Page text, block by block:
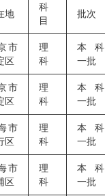
地
科
目
批次
市
区
理
科
本科
一批
市
区
理
科
本科
一批
市
区
理
科
本科
一批
市
区
理
科
本科
一批